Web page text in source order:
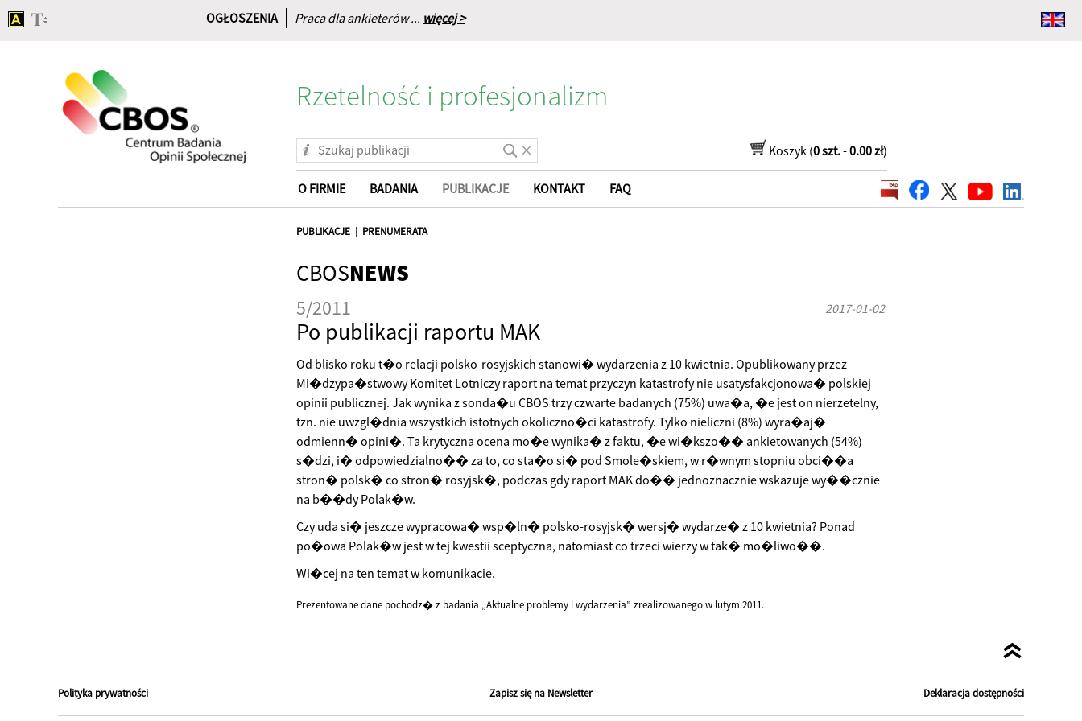
OGŁOSZENIA Praca dla ankieterów ... więcej >
główna
Rzetelność i profesjonalizm
Koszyk (0 szt.-0.00 zł)
O FIRMIE BADANIA PUBLIKACJE KONTAKT FAQ
PUBLIKACJE | PRENUMERATA
CBOSNEWS
5/2011 2017-01-02
Po publikacji raportu MAK
Od blisko roku t�o relacji polsko-rosyjskich stanowi� wydarzenia z 10 kwietnia. Opublikowany przez
Mi�dzypa�stwowy Komitet Lotniczy raport na temat przyczyn katastrofy nie usatysfakcjonowa� polskiej
opinii publicznej. Jak wynika z sonda�u CBOS trzy czwarte badanych (75%) uwa�a, �e jest on nierzetelny,
tzn. nie uwzgl�dnia wszystkich istotnych okoliczno�ci katastrofy. Tylko nieliczni (8%) wyra�aj�
odmienn� opini�. Ta krytyczna ocena mo�e wynika� z faktu, �e wi�kszo�� ankietowanych (54%)
s�dzi, i� odpowiedzialno�� za to, co sta�o si� pod Smole�skiem, w r�wnym stopniu obci��a
stron� polsk� co stron� rosyjsk�, podczas gdy raport MAK do�� jednoznacznie wskazuje wy��cznie
na b��dy Polak�w.
Czy uda si� jeszcze wypracowa� wsp�ln� polsko-rosyjsk� wersj� wydarze� z 10 kwietnia? Ponad
po�owa Polak�w jest w tej kwestii sceptyczna, natomiast co trzeci wierzy w tak� mo�liwo��.
Wi�cej na ten temat w komunikacie.
Prezentowane dane pochodz� z badania „Aktualne problemy i wydarzenia” zrealizowanego w lutym 2011.
Polityka prywatności Zapisz się na Newsletter Deklaracja dostępności